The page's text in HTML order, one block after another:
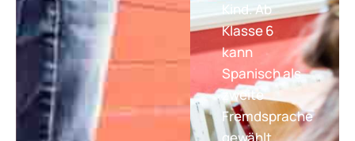
Kind. Ab
Klasse 6
kann
Spanisch als
zweite
Fremdsprache